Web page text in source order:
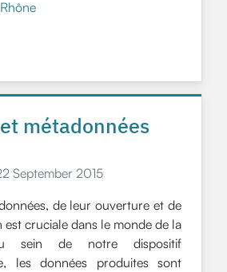
métadonnées
September 2015
de leur ouverture et de
est cruciale dans le monde de la
sein de notre dispositif
les données produites sont